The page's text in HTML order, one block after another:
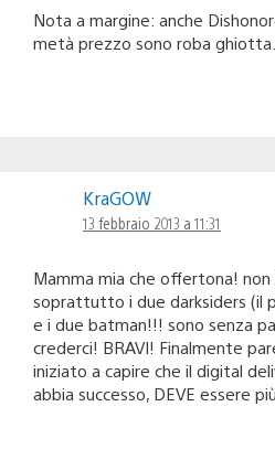
Nota a margine: anche
metà prezzo sono roba
KraGOW
13 febbraio 2013 a 11:31
Mamma mia che offertona!
soprattutto i due darksiders (il
e i due batman!!! sono senza
crederci! BRAVI! Finalmente
iniziato a capire che il digital
abbia successo, DEVE essere